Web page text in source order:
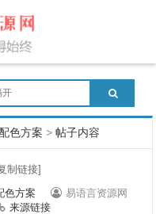
色方案 >帖子内容
制链接]
色方案
易语言资源网
来源链接